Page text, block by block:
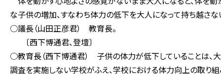
な子供の増加、すなわち体力の低下を大人になって持ち越さな
○議長（山田正彦君） 教育長。
〔西下博通君、登壇〕
○教育長（西下博通君） 子供の体力が低下していることは、
調査を実施しない学校がふえ、学校における体力向上の取り